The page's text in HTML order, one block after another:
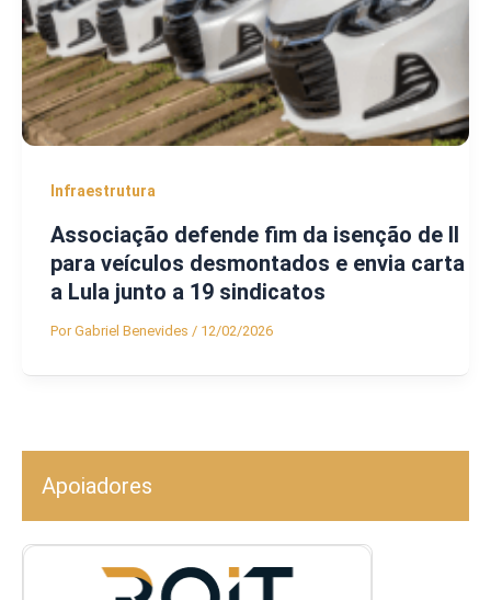
Infraestrutura
Associação defende fim da isenção de II
para veículos desmontados e envia carta
a Lula junto a 19 sindicatos
PorGabriel Benevides / 12/02/2026
Apoiadores